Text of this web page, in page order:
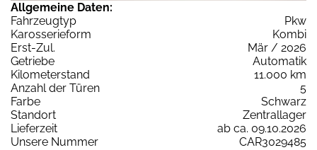
Allgemeine Daten:
Fahrzeugtyp
Pkw
Karosserieform
Kombi
Erst-Zul.
Mär / 2026
Getriebe
Automatik
Kilometerstand
11.000 km
Anzahl der Türen
5
Farbe
Schwarz
Standort
Zentrallager
Lieferzeit
ab ca. 09.10.2026
Unsere Nummer
CAR3029485